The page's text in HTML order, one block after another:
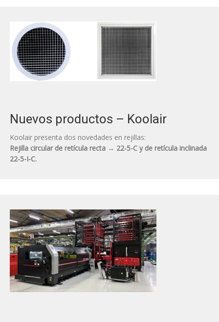
Nuevos productos – Koolair
Koolair presenta dos novedades en rejillas:
Rejilla circular de retícula recta → 22-5-C y de retícula inclinada
22-5-I-C.